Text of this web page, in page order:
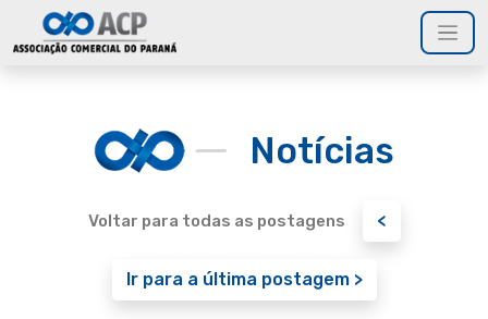
Notícias
Voltar para todas as postagens <
Ir para a última postagem >